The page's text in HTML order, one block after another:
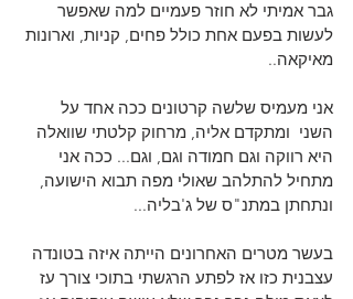
גבר אמיתי לא חוזר פעמיים למה שאפשר
לעשות בפעם אחת כולל פחים, קניות, וארונות
מאיקאה..
אני מעמיס שלשה קרטונים ככה אחד על
השני  ומתקדם אליה, מרחוק קלטתי שוואלה
היא רווקה וגם חמודה וגם, וגם... ככה אני
מתחיל להתלהב שאולי מפה תבוא הישועה,
ונתחתן במתנ"ס של ג'בליה...
בעשר מטרים האחרונים הייתה איזה בטונדה
עצבנית כזו אז לפתע הרגשתי בתוכי צורך עז